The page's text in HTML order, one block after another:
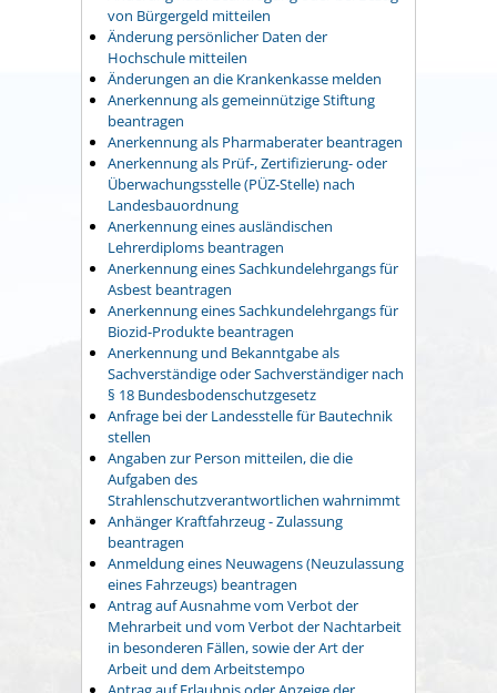
von Bürgergeld mitteilen
Änderung persönlicher Daten der
Hochschule mitteilen
Änderungen an die Krankenkasse melden
Anerkennung als gemeinnützige Stiftung
beantragen
Anerkennung als Pharmaberater beantragen
Anerkennung als Prüf-, Zertifizierung- oder
Überwachungsstelle (PÜZ-Stelle) nach
Landesbauordnung
Anerkennung eines ausländischen
Lehrerdiploms beantragen
Anerkennung eines Sachkundelehrgangs für
Asbest beantragen
Anerkennung eines Sachkundelehrgangs für
Biozid-Produkte beantragen
Anerkennung und Bekanntgabe als
Sachverständige oder Sachverständiger nach
§ 18 Bundesbodenschutzgesetz
Anfrage bei der Landesstelle für Bautechnik
stellen
Angaben zur Person mitteilen, die die
Aufgaben des
Strahlenschutzverantwortlichen wahrnimmt
Anhänger Kraftfahrzeug - Zulassung
beantragen
Anmeldung eines Neuwagens (Neuzulassung
eines Fahrzeugs) beantragen
Antrag auf Ausnahme vom Verbot der
Mehrarbeit und vom Verbot der Nachtarbeit
in besonderen Fällen, sowie der Art der
Arbeit und dem Arbeitstempo